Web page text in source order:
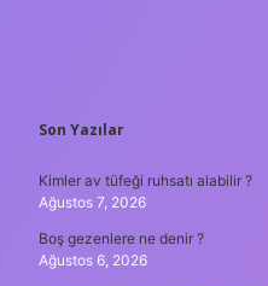
SIDEBAR
Son Yazılar
Kimler av tüfeği ruhsatı alabilir ?
Ağustos 7, 2026
Boş gezenlere ne denir ?
Ağustos 6, 2026